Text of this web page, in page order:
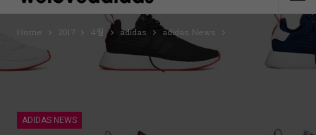
Home 2017 4월 adidas adidas News
ADIDAS NEWS